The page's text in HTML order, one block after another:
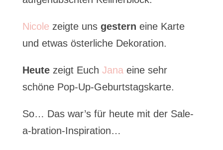
Nicole zeigte uns gestern eine Karte
und etwas österliche Dekoration.
Heutezeigt Euch Jana eine sehr
schöne Pop-Up-Geburtstagskarte.
So… Das war’s für heute mit der Sale-
a-bration-Inspiration…